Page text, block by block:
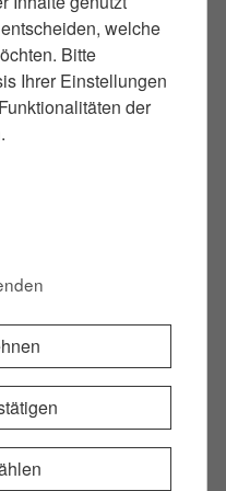
ist es, die
Unangemessenheit
Hierzu beantrage
eine fundierte
kann so bereits im
zu einer Anklage
zur
welche
Bitte
Ihrer Einstellungen
der
sind für die
Website